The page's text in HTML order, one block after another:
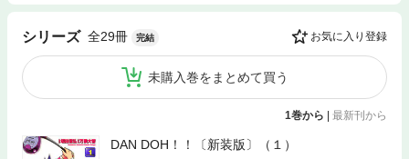
シリーズ 全29冊 完結 お気に入り登録
未購入巻をまとめて買う
1巻から 最新刊から
DAN DOH！！〔新装版〕（１）